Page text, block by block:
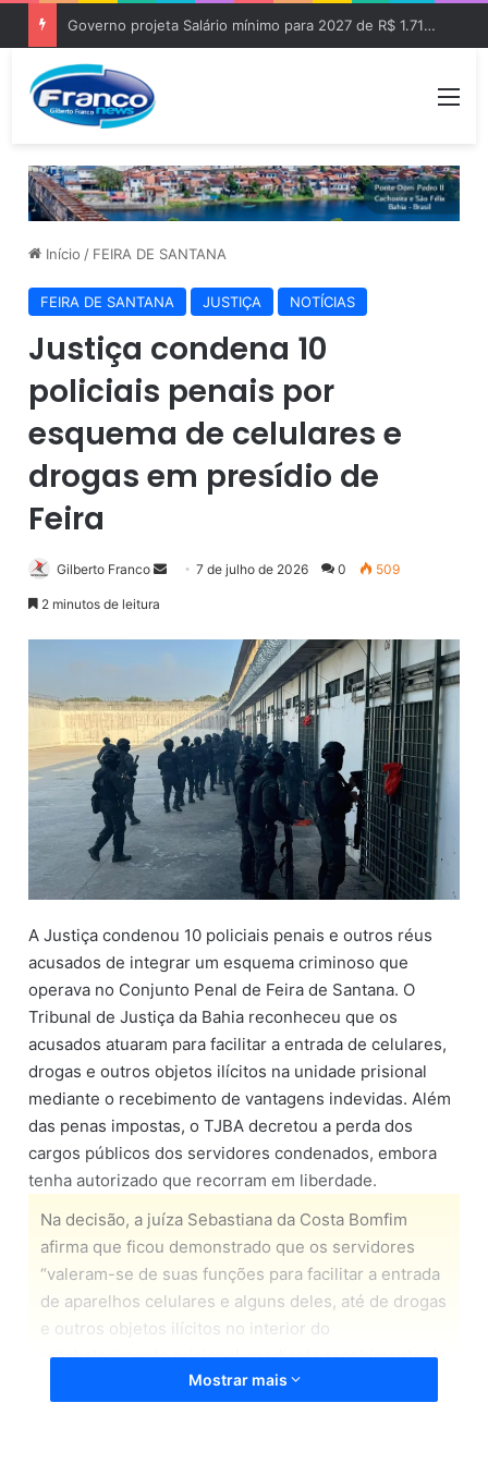
Governo projeta Salário mínimo para 2027 de R$ 1.717 “Aumento de R$ 96”
Início / FEIRA DE SANTANA
FEIRA DE SANTANA JUSTIÇA NOTÍCIAS
Justiça condena 10
policiais penais por
esquema de celulares e
drogas em presídio de
Feira
Gilberto Franco
u
m
e
m
i
l
7 de julho de 2026 0 509
2 minutos de leitura
A Justiça condenou 10 policiais penais e outros réus
acusados de integrar um esquema criminoso que
operava no Conjunto Penal de Feira de Santana. O
Tribunal de Justiça da Bahia reconheceu que os
acusados atuaram para facilitar a entrada de celulares,
drogas e outros objetos ilícitos na unidade prisional
mediante o recebimento de vantagens indevidas. Além
das penas impostas, o TJBA decretou a perda dos
cargos públicos dos servidores condenados, embora
tenha autorizado que recorram em liberdade.
Na decisão, a juíza Sebastiana da Costa Bomfim
afirma que ficou demonstrado que os servidores
“valeram-se de suas funções para facilitar a entrada
de aparelhos celulares e alguns deles, até de drogas
e outros objetos ilícitos no interior do
estabelecimento prisional, mediante recebimento de
vantagem indevida”, diz a magistrada na sentença
Mostrar mais